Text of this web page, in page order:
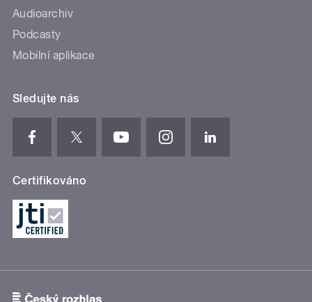
Audioarchiv
Podcasty
Mobilní aplikace
Sledujte nás
Certifikováno